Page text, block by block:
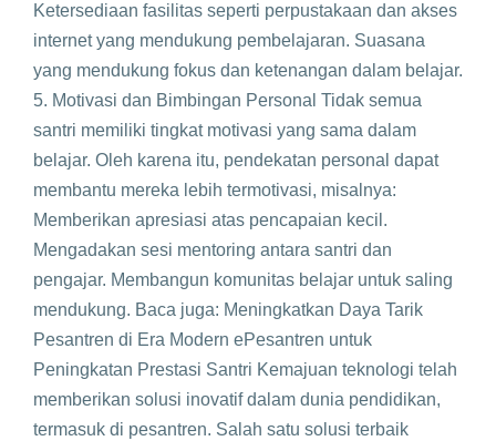
Ketersediaan fasilitas seperti perpustakaan dan akses
internet yang mendukung pembelajaran. Suasana
yang mendukung fokus dan ketenangan dalam belajar.
5. Motivasi dan Bimbingan Personal Tidak semua
santri memiliki tingkat motivasi yang sama dalam
belajar. Oleh karena itu, pendekatan personal dapat
membantu mereka lebih termotivasi, misalnya:
Memberikan apresiasi atas pencapaian kecil.
Mengadakan sesi mentoring antara santri dan
pengajar. Membangun komunitas belajar untuk saling
mendukung. Baca juga: Meningkatkan Daya Tarik
Pesantren di Era Modern ePesantren untuk
Peningkatan Prestasi Santri Kemajuan teknologi telah
memberikan solusi inovatif dalam dunia pendidikan,
termasuk di pesantren. Salah satu solusi terbaik